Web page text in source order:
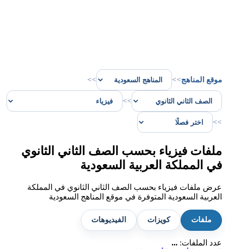
موقع المناهج>>
>>
>>
>>
ملفات فيزياء بحسب الصف الثاني الثانوي
في المملكة العربية السعودية
عرض ملفات فيزياء بحسب الصف الثاني الثانوي في المملكة
العربية السعودية المتوفرة في موقع المناهج السعودية
ملفات كويزات الفيديوهات
عدد الملفات: ...